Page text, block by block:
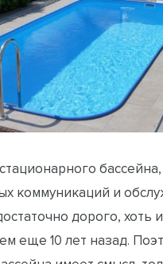
коммуникаций и
дорого, хоть
еще 10 лет назад.